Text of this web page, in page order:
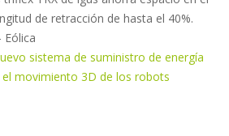
de retracción de hasta el 40%.
Eólica
sistema de suministro de energía
movimiento 3D de los robots